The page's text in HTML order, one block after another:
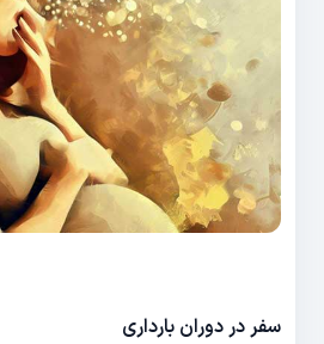
سفر در دوران بارداری